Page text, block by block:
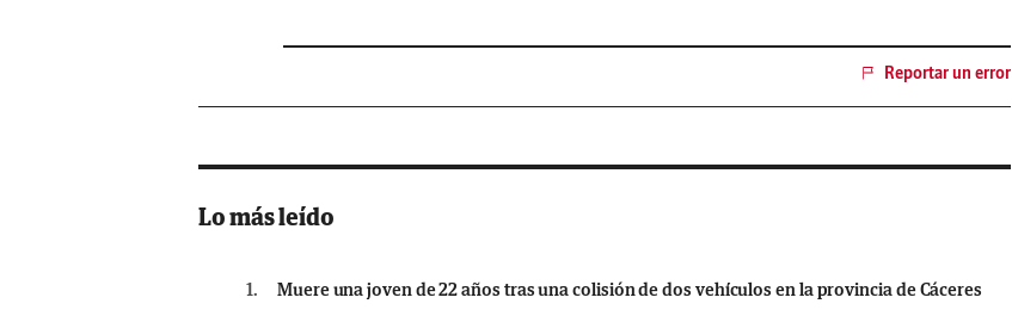
Reportar un error
Lo más leído
1.
Muere una joven de 22 años tras una colisión de dos vehículos en la provincia de Cáceres